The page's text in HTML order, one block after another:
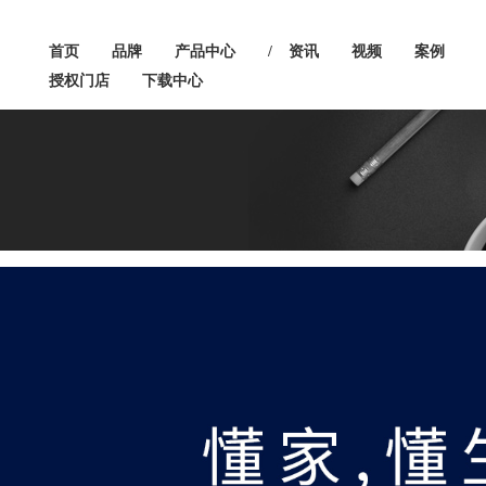
首页 品牌 产品中心 / 资讯 视频
案例
授权门店
下载中心